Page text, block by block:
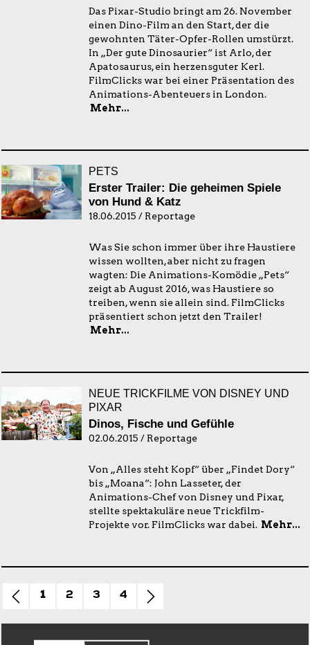
Das Pixar-Studio bringt am 26. November
einen Dino-Film an den Start, der die
gewohnten Täter-Opfer-Rollen umstürzt.
In „Der gute Dinosaurier“ ist Arlo, der
Apatosaurus, ein herzensguter Kerl.
FilmClicks war bei einer Präsentation des
Animations-Abenteuers in London.
Mehr...
PETS
Erster Trailer: Die geheimen Spiele
von Hund & Katz
18.06.2015 / Reportage
Was Sie schon immer über ihre Haustiere
wissen wollten, aber nicht zu fragen
wagten: Die Animations-Komödie „Pets“
zeigt ab August 2016, was Haustiere so
treiben, wenn sie allein sind. FilmClicks
präsentiert schon jetzt den Trailer!
Mehr...
NEUE TRICKFILME VON DISNEY UND
PIXAR
Dinos, Fische und Gefühle
02.06.2015 / Reportage
Von „Alles steht Kopf“ über „Findet Dory“
bis „Moana“: John Lasseter, der
Animations-Chef von Disney und Pixar,
stellte spektakuläre neue Trickfilm-
Projekte vor. FilmClicks war dabei. Mehr...
1 2 3 4